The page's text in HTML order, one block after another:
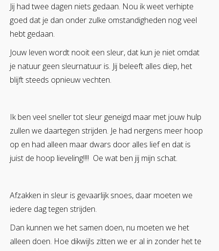
Jij had twee dagen niets gedaan. Nou ik weet verhipte
goed dat je dan onder zulke omstandigheden nog veel
hebt gedaan.
Jouw leven wordt nooit een sleur, dat kun je niet omdat
je natuur geen sleurnatuur is. Jij beleeft alles diep, het
blijft steeds opnieuw vechten.
Ik ben veel sneller tot sleur geneigd maar met jouw hulp
zullen we daartegen strijden. Je had nergens meer hoop
op en had alleen maar dwars door alles lief en dat is
juist de hoop lieveling!!!! Oe wat ben jij mijn schat.
Afzakken in sleur is gevaarlijk snoes, daar moeten we
iedere dag tegen strijden.
Dan kunnen we het samen doen, nu moeten we het
alleen doen. Hoe dikwijls zitten we er al in zonder het te